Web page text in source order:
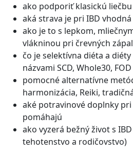
ako podporiť klasickú
aká strava je pri IBD vhodná
ako je to s lepkom,
vlákninou pri črevných
čo je selektívna diéta a
názvami SCD, Whole30,
pomocné alternatívne
harmonizácia, Reiki,
aké potravinové doplnky
pomáhajú
ako vyzerá bežný život s
tehotenstvo a rodičovstvo)